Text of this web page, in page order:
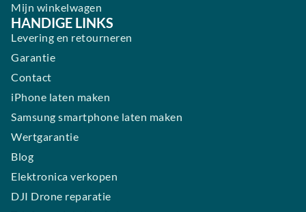
Mijn winkelwagen
HANDIGE LINKS
Levering en retourneren
Garantie
Contact
iPhone laten maken
Samsung smartphone laten maken
Wertgarantie
Blog
Elektronica verkopen
DJI Drone reparatie